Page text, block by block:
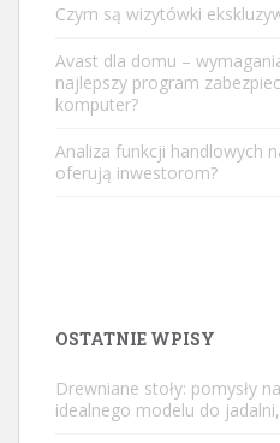
Czym są wizytówki
Avast dla domu –
najlepszy program
komputer?
Analiza funkcji handlowych
oferują inwestorom?
OSTATNIE WPISY
Drewniane stoły: pomysły
idealnego modelu do